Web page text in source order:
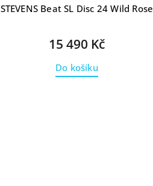
STEVENS Beat SL Disc 24 Wild Rose
15 490 Kč
Do košíku